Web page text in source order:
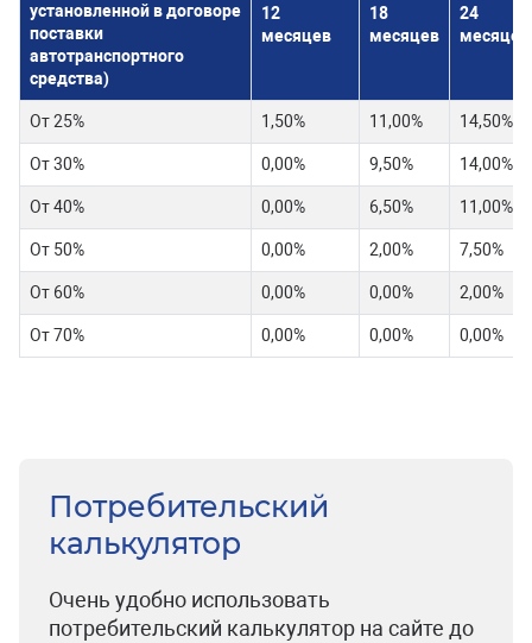
установленной в договоре
поставки
автотранспортного
средства)
12
месяцев
18
месяцев
24
месяцев
От 25% 1,50% 11,00% 14,50%
От 30% 0,00% 9,50% 14,00%
От 40% 0,00% 6,50% 11,00%
От 50% 0,00% 2,00% 7,50%
От 60% 0,00% 0,00% 2,00%
От 70% 0,00% 0,00% 0,00%
Потребительский
калькулятор
Очень удобно использовать
потребительский калькулятор на сайте до